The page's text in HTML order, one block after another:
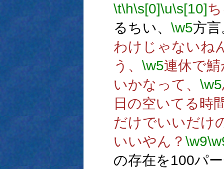
\t\h\s[0]\u\s[10]
るちい、 \w5方言
わけじゃないね
う、 \w5連休で
いかなって、 \w5
日の空いてる時
だけでいいだけ
いいやん？ \w9
の存在を100パ